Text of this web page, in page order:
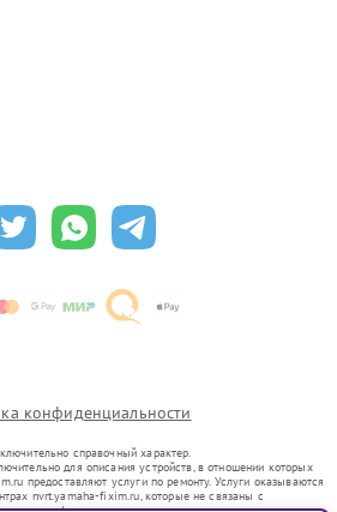
конфиденциальности
справочный характер.
для описания устройств, в отношении которых
предоставляют услуги по ремонту. Услуги оказываются
nvrt.yamaha-fixim.ru, которые не связаны с